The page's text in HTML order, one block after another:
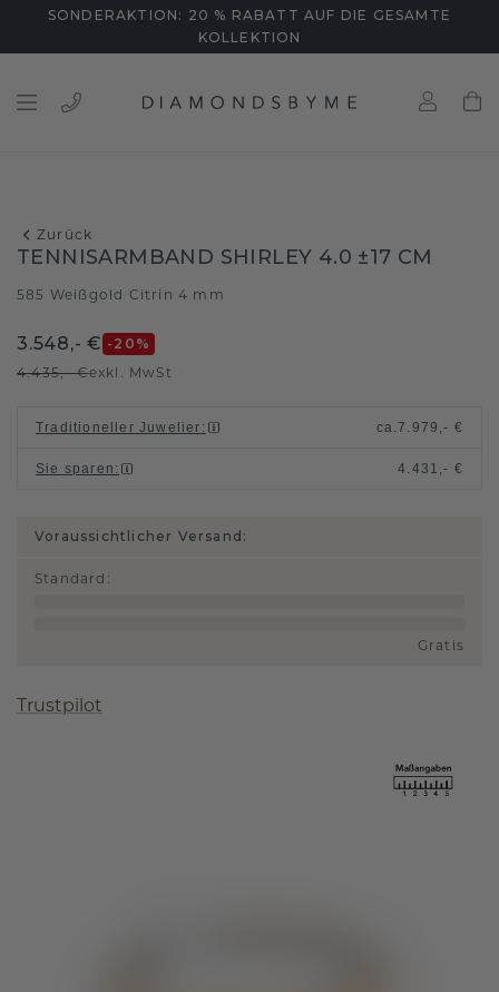
SONDERAKTION: 20 % RABATT AUF DIE GESAMTE
KOLLEKTION
Zurück
TENNISARMBAND SHIRLEY 4.0 ±17 CM
585 Weißgold Citrin 4 mm
3.548,- € -20 %
4.435,- €exkl. MwSt
Traditioneller Juwelier : ca.7.979,- €
Sie sparen : 4.431,- €
Voraussichtlicher Versand:
Standard :
Gratis
Trustpilot